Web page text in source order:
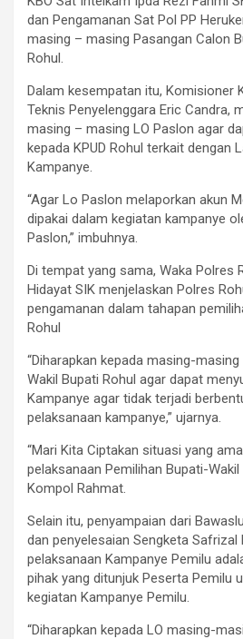
dan Pengamanan Sat Pol PP
masing – masing Pasangan Calon
Rohul.
Dalam kesempatan itu, Komisioner
Teknis Penyelenggara Eric Candra,
masing – masing LO Paslon agar
kepada KPUD Rohul terkait dengan
Kampanye.
“Agar Lo Paslon melaporkan akun
dipakai dalam kegiatan kampanye
Paslon,” imbuhnya.
Di tempat yang sama, Waka Polres
Hidayat SIK menjelaskan Polres
pengamanan dalam tahapan
Rohul
“Diharapkan kepada masing-
Wakil Bupati Rohul agar dapat
Kampanye agar tidak terjadi
pelaksanaan kampanye,” ujarnya.
“Mari Kita Ciptakan situasi yang
pelaksanaan Pemilihan Bupati-Wakil
Kompol Rahmat.
Selain itu, penyampaian dari
dan penyelesaian Sengketa Safrizal
pelaksanaan Kampanye Pemilu
pihak yang ditunjuk Peserta Pemilu
kegiatan Kampanye Pemilu.
“Diharapkan kepada LO masing-